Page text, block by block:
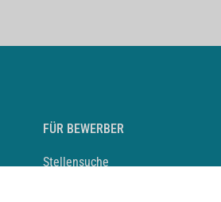
FÜR BEWERBER
Stellensuche